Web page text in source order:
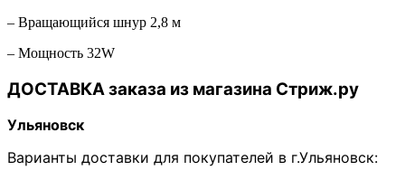
– Вращающийся шнур 2,8 м
– Мощность 32W
ДОСТАВКА заказа из магазина Стриж.ру
Ульяновск
Варианты доставки для покупателей в г.Ульяновск: